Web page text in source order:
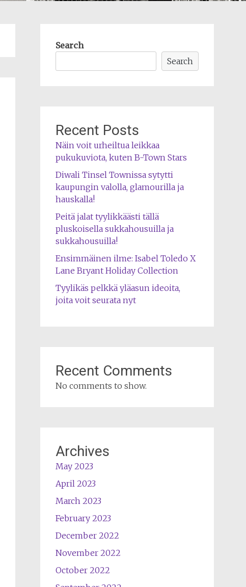
Search
Search
Recent Posts
Näin voit urheiltua leikkaa
pukukuviota, kuten B-Town Stars
Diwali Tinsel Townissa sytytti
kaupungin valolla, glamourilla ja
hauskalla!
Peitä jalat tyylikkäästi tällä
pluskoisella sukkahousuilla ja
sukkahousuilla!
Ensimmäinen ilme: Isabel Toledo X
Lane Bryant Holiday Collection
Tyylikäs pelkkä yläasun ideoita,
joita voit seurata nyt
Recent Comments
No comments to show.
Archives
May 2023
April 2023
March 2023
February 2023
December 2022
November 2022
October 2022